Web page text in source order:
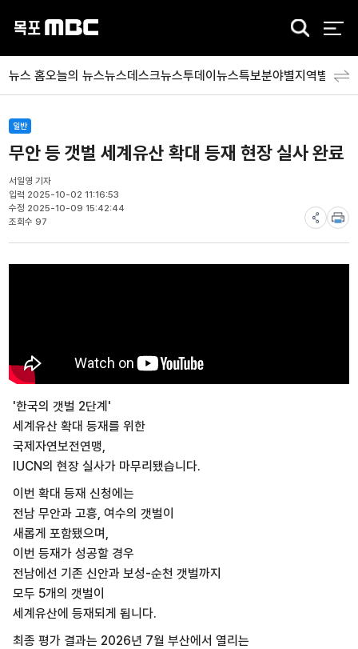
검
뉴스 홈오늘의 뉴스뉴스데스크뉴스투데이뉴스특보분야별지역별 뉴스
일반
무안 등 갯벌 세계유산 확대 등재 현장 실사 완료
서일영 기자
입력 2025-10-02 11:16:53
수정 2025-10-09 15:42:44
조회수 97
'한국의 갯벌 2단계'
세계유산 확대 등재를 위한
국제자연보전연맹,
IUCN의 현장 실사가 마무리됐습니다.
이번 확대 등재 신청에는
전남 무안과 고흥, 여수의 갯벌이
새롭게 포함됐으며,
이번 등재가 성공할 경우
전남에선 기존 신안과 보성-순천 갯벌까지
모두 5개의 갯벌이
세계유산에 등재되게 됩니다.
최종 평가 결과는 2026년 7월 부산에서 열리는